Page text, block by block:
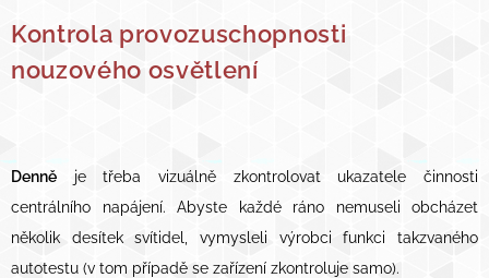
Kontrola provozuschopnosti
nouzového osvětlení
Denně je třeba vizuálně zkontrolovat ukazatele činnosti
centrálního napájení. Abyste každé ráno nemuseli obcházet
několik desítek svítidel, vymysleli výrobci funkci takzvaného
autotestu (v tom případě se zařízení zkontroluje samo).